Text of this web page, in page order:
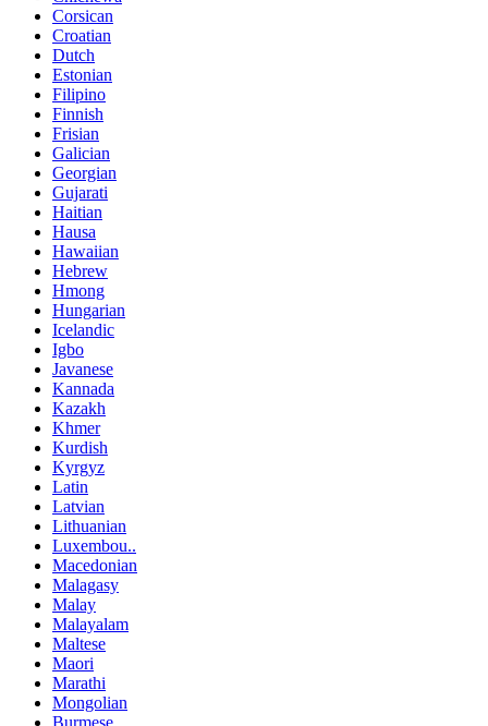
Corsican
Croatian
Dutch
Estonian
Filipino
Finnish
Frisian
Galician
Georgian
Gujarati
Haitian
Hausa
Hawaiian
Hebrew
Hmong
Hungarian
Icelandic
Igbo
Javanese
Kannada
Kazakh
Khmer
Kurdish
Kyrgyz
Latin
Latvian
Lithuanian
Luxembou..
Macedonian
Malagasy
Malay
Malayalam
Maltese
Maori
Marathi
Mongolian
Burmese